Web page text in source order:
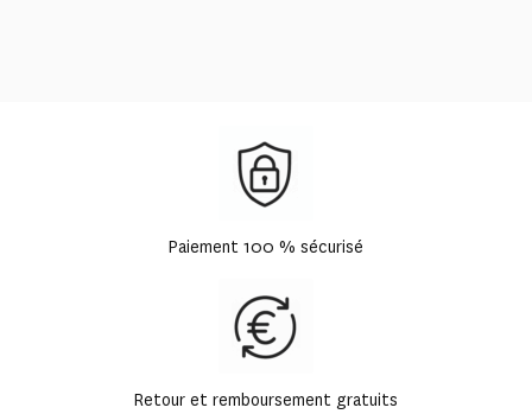
Paiement 100 % sécurisé
Retour et remboursement gratuits